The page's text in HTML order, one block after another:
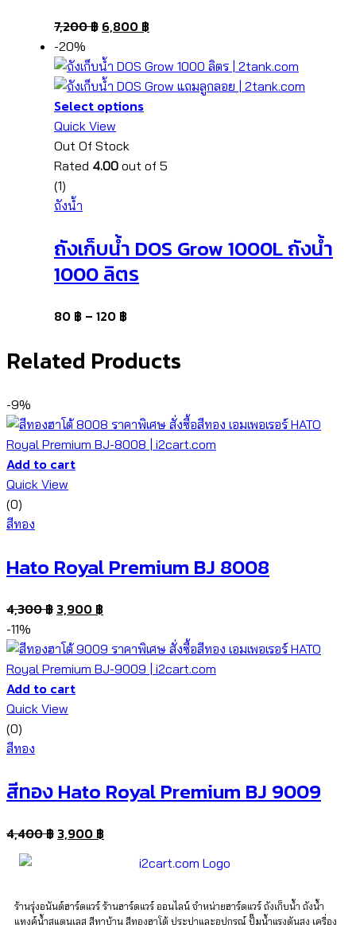
7,200฿ 6,800 ฿
-20%
Select options
Quick View
Out Of Stock
Rated 4.00 out of 5
(1)
ถังน้ำ
ถังเก็บน้ำ DOS Grow 1000L ถังน้ำ
1000 ลิตร
80 ฿ – 120 ฿
Related Products
-9%
Add to cart
Quick View
(0)
สีทอง
Hato Royal Premium BJ 8008
4,300฿ 3,900 ฿
-11%
Add to cart
Quick View
(0)
สีทอง
สีทอง Hato Royal Premium BJ 9009
4,400฿ 3,900 ฿
ร้านรุ่งอนันต์ฮาร์ดแวร์ ร้านฮาร์ดแวร์ ออนไลน์ จำหน่ายฮาร์ดแวร์ ถังเก็บน้ำ ถังน้ำ
แทงค์น้ำสแตนเลส สีทาบ้าน สีทองฮาโต้ ประปาและอุปกรณ์ ปั๊มน้ำแรงดันสูง เครื่อง